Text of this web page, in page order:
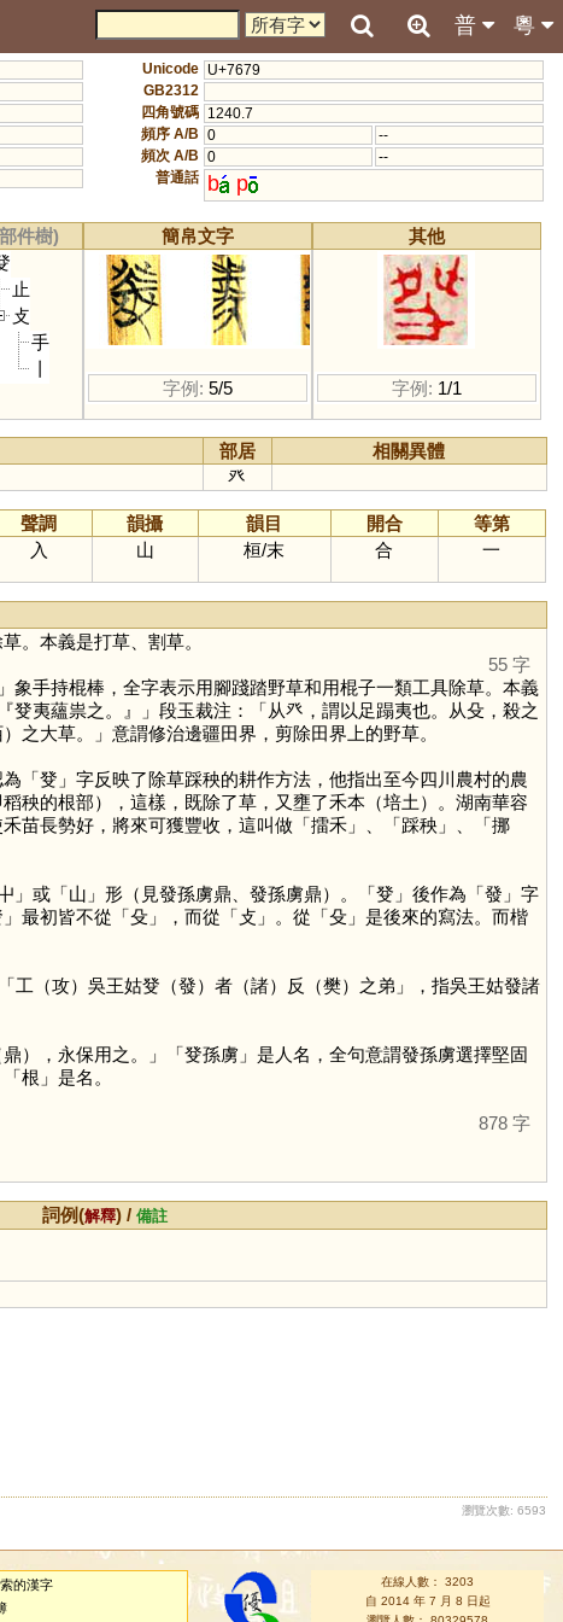
粵
普
Unicode U+7679
GB2312
四角號碼 1240.7
頻序 A/B 0
--
頻次 A/B 0
--
普通話 b p
件樹)
止
攴
手
簡帛文字
字例: 5/5
其他
字例: 1/1
部居
相關異體
癶
聲調 韻攝 韻目 開合
等第
入 山 桓/末 合 一
。本義是打草、割草。
55 字
」象手持棍棒，全字表示用腳踐踏野草和用棍子一類工具除草。本義
癹夷蘊祟之。』」段玉裁注：「从癶，謂以足蹋夷也。从殳，殺之
之大草。」意謂修治邊疆田界，剪除田界上的野草。
「癹 」字反映了除草踩秧的耕作方法，他指出至今四川農村的農
秧的根部），這樣，既除了草，又壅了禾本（培土）。湖南華容
苗長勢好，將來可獲豐收，這叫做「擂禾」、「踩秧」、「挪
」或「山 」形（見發孫虜鼎、發孫虜鼎）。「癹 」後作為「發 」字
」最初皆不從「殳」，而從「攴 」。從「殳」是後來的寫法。而楷
（攻）吳王姑癹（發）者（諸）反（樊）之弟」，指吳王姑發諸
），永保用之。」「癹孫虜」是人名，全句意謂發孫虜選擇堅固
「根 」是名。
878 字
詞例(解釋) /備註
瀏覽次數: 6593
的漢字
在線人數： 3203
自 2014 年 7 月 8 日起